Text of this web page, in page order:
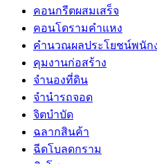
คอนกรีตผสมเสร็จ
คอนโดรามคำแหง
คำนวณผลประโยชน์พนัก
คุมงานก่อสร้าง
จำนองที่ดิน
จำนำรถจอด
จิตบำบัด
ฉลากสินค้า
ฉีดโบลดกราม